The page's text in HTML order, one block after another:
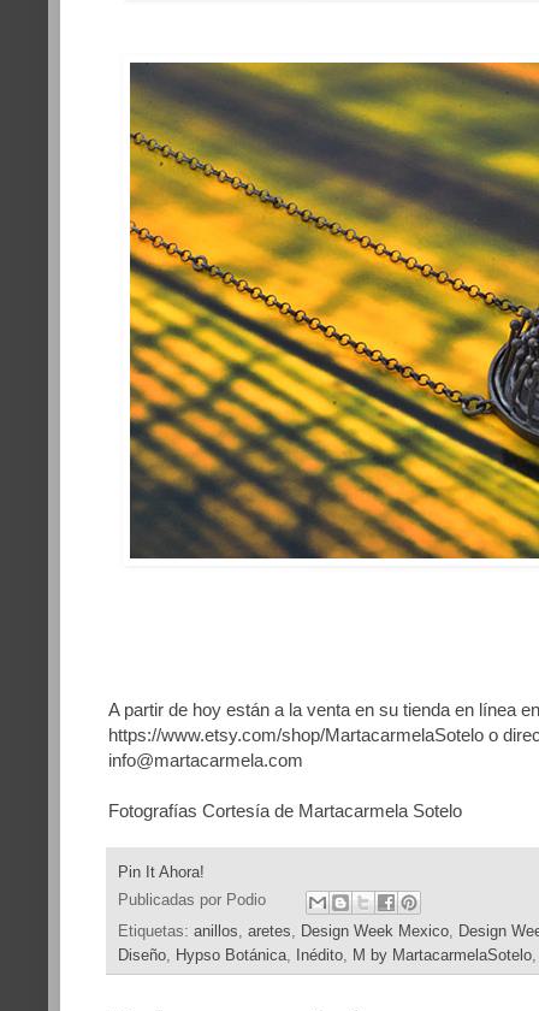
A partir de hoy están a la venta en su tienda en línea
https://www.etsy.com/shop/MartacarmelaSotelo o
info@martacarmela.com
Fotografías Cortesía de Martacarmela Sotelo
Pin It Ahora!
Publicadas por Podio
Etiquetas: anillos aretes Design Week Mexico
Design
Diseño
Hypso Botánica Inédito M by MartacarmelaSotelo